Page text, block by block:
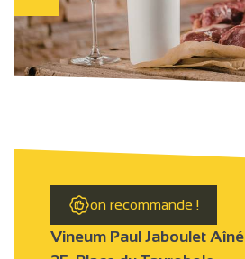
on recommande !
Vineum Paul Jaboulet Aîné